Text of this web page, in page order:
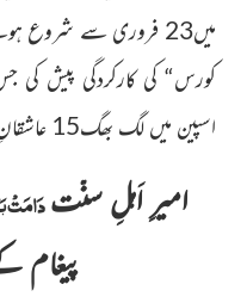
اسپین میں لگ بھگ15 عاشقانِ رسول شریک ہوئے۔
امیرِ اَہلِ سنّتدَامَتْ
پیغام